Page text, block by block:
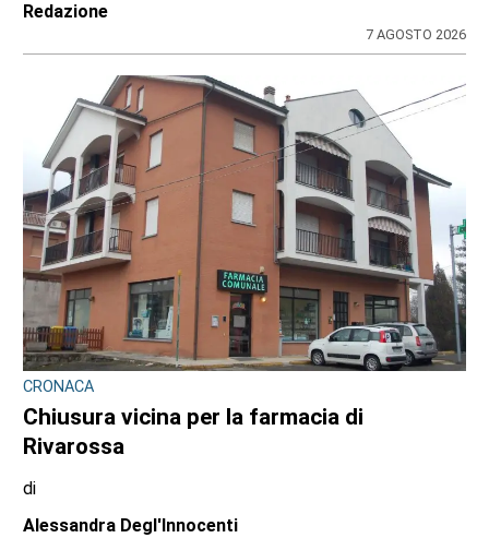
Redazione
7 AGOSTO 2026
CRONACA
Chiusura vicina per la farmacia di
Rivarossa
di
Alessandra Degl'Innocenti